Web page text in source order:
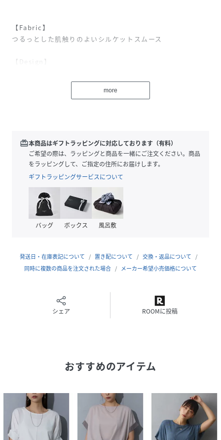
【Fabric】
つるっとした肌触りのよいシルケットスムース
【Design】
裾のラウンドシルエットが女性らしいシルエットに。
袖のターンバック仕様は腕周りをスッキリ見せてくれます。
カートやキレイ目パンツと合わせて大人コーデと、ベーシッ
クなデザインでどんなテイストにも◎
合わせるボトムス次第でカジュアルからきれいめまで自由自
在に楽しめるのが魅力です。
-------------------------
■伸縮性：あり
■光沢感：なし
-------------------------
商品の色味は、生地アップの画像をご参照ください。
ご了承の上ご注文ください。
レディース
more
redeem本商品はギフトラッピングに対応しております（有料）
ご希望の際は、ラッピングと商品を一緒にご注文ください。商品
をラッピングして、ご指定の住所にお届けします。
ギフトラッピングサービスについて
バッグ ボックス 風呂敷
発送日・在庫表記について 置き配について
交換・返品について
同時に複数の商品を注文された場合
メーカー希望小売価格について
シェア ROOMに投稿
おすすめのアイテム